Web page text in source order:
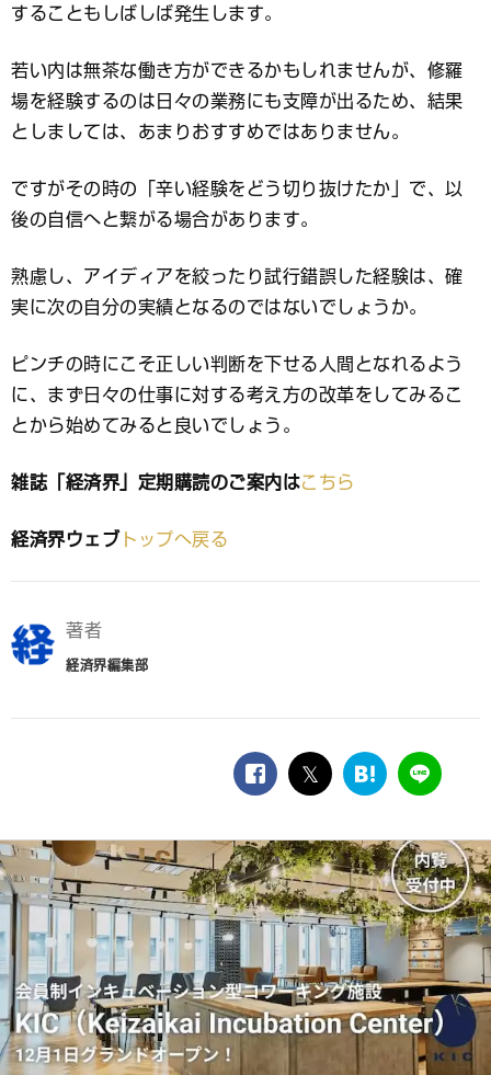
することもしばしば発生します。
若い内は無茶な働き方ができるかもしれませんが、修羅
場を経験するのは日々の業務にも支障が出るため、結果
としましては、あまりおすすめではありません。
ですがその時の「辛い経験をどう切り抜けたか」で、以
後の自信へと繋がる場合があります。
熟慮し、アイディアを絞ったり試行錯誤した経験は、確
実に次の自分の実績となるのではないでしょうか。
ピンチの時にこそ正しい判断を下せる人間となれるよう
に、まず日々の仕事に対する考え方の改革をしてみるこ
とから始めてみると良いでしょう。
雑誌「経済界」定期購読のご案内はこちら
経済界ウェブ トップへ戻る
著者
経済界編集部
facebook
twitter
は
ブ
ッ
ク
マ
ー
ク
LINE